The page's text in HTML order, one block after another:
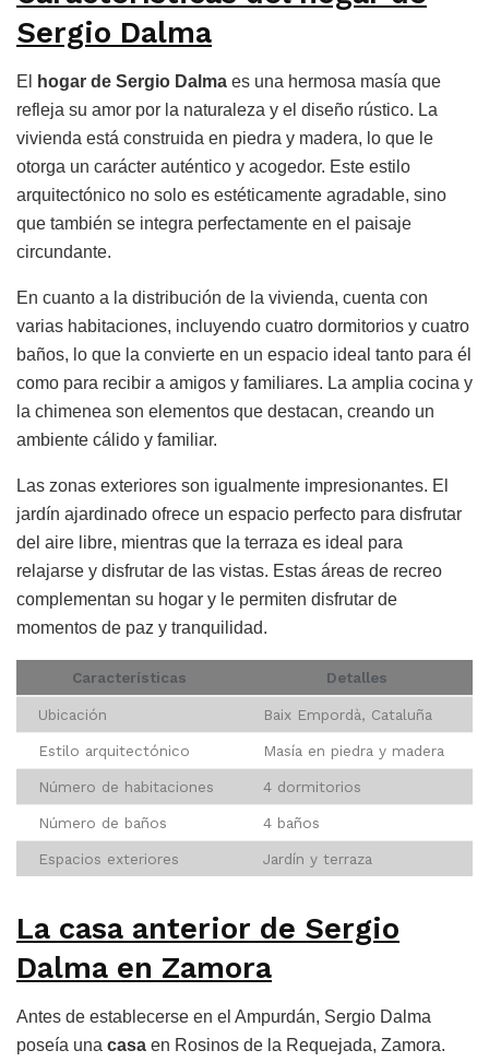
Sergio Dalma
El hogar de Sergio Dalma es una hermosa masía que
refleja su amor por la naturaleza y el diseño rústico. La
vivienda está construida en piedra y madera, lo que le
otorga un carácter auténtico y acogedor. Este estilo
arquitectónico no solo es estéticamente agradable, sino
que también se integra perfectamente en el paisaje
circundante.
En cuanto a la distribución de la vivienda, cuenta con
varias habitaciones, incluyendo cuatro dormitorios y cuatro
baños, lo que la convierte en un espacio ideal tanto para él
como para recibir a amigos y familiares. La amplia cocina y
la chimenea son elementos que destacan, creando un
ambiente cálido y familiar.
Las zonas exteriores son igualmente impresionantes. El
jardín ajardinado ofrece un espacio perfecto para disfrutar
del aire libre, mientras que la terraza es ideal para
relajarse y disfrutar de las vistas. Estas áreas de recreo
complementan su hogar y le permiten disfrutar de
momentos de paz y tranquilidad.
Características Detalles
Ubicación Baix Empordà, Cataluña
Estilo arquitectónico Masía en piedra y madera
Número de habitaciones 4 dormitorios
Número de baños 4 baños
Espacios exteriores Jardín y terraza
La casa anterior de Sergio
Dalma en Zamora
Antes de establecerse en el Ampurdán, Sergio Dalma
poseía una casa en Rosinos de la Requejada, Zamora.